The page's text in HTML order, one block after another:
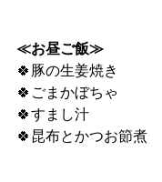
≪お昼ご飯≫
🍀豚の生姜焼き
🍀ごまかぼちゃ
🍀すまし汁
🍀昆布とかつお節煮